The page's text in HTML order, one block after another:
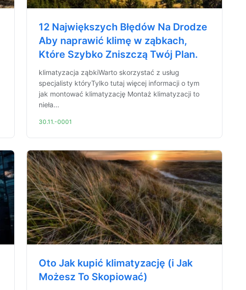
12 Największych Błędów Na Drodze
Aby naprawić klimę w ząbkach,
Które Szybko Zniszczą Twój Plan.
klimatyzacja ząbkiWarto skorzystać z usług
specjalisty któryTylko tutaj więcej informacji o tym
jak montować klimatyzację Montaż klimatyzacji to
nieła...
30.11.-0001
Oto Jak kupić klimatyzację (i Jak
Możesz To Skopiować)